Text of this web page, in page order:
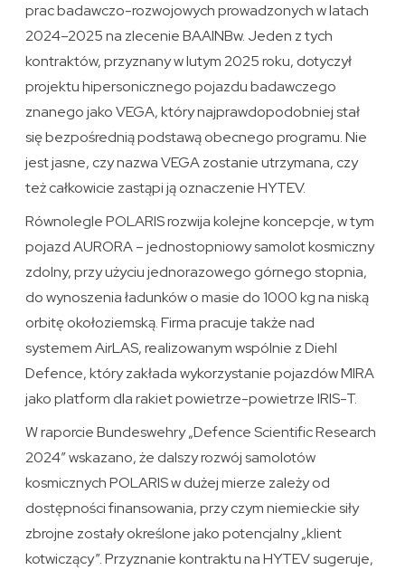
prac badawczo-rozwojowych prowadzonych w latach
2024–2025 na zlecenie BAAINBw. Jeden z tych
kontraktów, przyznany w lutym 2025 roku, dotyczył
projektu hipersonicznego pojazdu badawczego
znanego jako VEGA, który najprawdopodobniej stał
się bezpośrednią podstawą obecnego programu. Nie
jest jasne, czy nazwa VEGA zostanie utrzymana, czy
też całkowicie zastąpi ją oznaczenie HYTEV.
Równolegle POLARIS rozwija kolejne koncepcje, w tym
pojazd AURORA – jednostopniowy samolot kosmiczny
zdolny, przy użyciu jednorazowego górnego stopnia,
do wynoszenia ładunków o masie do 1000 kg na niską
orbitę okołoziemską. Firma pracuje także nad
systemem AirLAS, realizowanym wspólnie z Diehl
Defence, który zakłada wykorzystanie pojazdów MIRA
jako platform dla rakiet powietrze-powietrze IRIS-T.
W raporcie Bundeswehry „Defence Scientific Research
2024” wskazano, że dalszy rozwój samolotów
kosmicznych POLARIS w dużej mierze zależy od
dostępności finansowania, przy czym niemieckie siły
zbrojne zostały określone jako potencjalny „klient
kotwiczący”. Przyznanie kontraktu na HYTEV sugeruje,